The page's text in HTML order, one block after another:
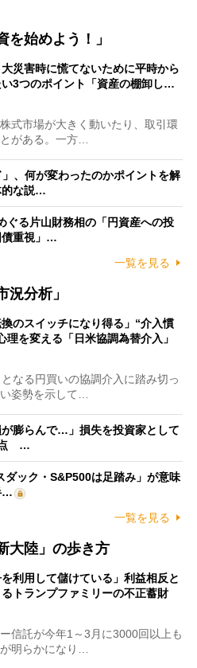
を始めよう！」
大災害時に慌てないために平時から
3つのポイント「資産の棚卸し…
式市場が大きく動いたり、取引環
がある。一方…
、何が変わったのかポイントを解
的な説…
ぐる片山財務相の「円資産への投
重視」…
一覧を見る
況分析」
換のスイッチになり得る」“介入慣
理を変える「日米協調為替介入」
なる円買いの協調介入に踏み切っ
姿勢を示して…
が膨らんで…」損失を投資家として
点 …
ダック・S&P500は足踏み」が意味
…
一覧を見る
大陸」の歩き方
を利用して儲けている」利益相反と
トランプファミリーの不正蓄財
信託が今年1～3月に3000回以上も
明らかになり…